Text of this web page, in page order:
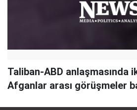
Taliban-ABD anlaşmasında
Afganlar arası görüşmeler